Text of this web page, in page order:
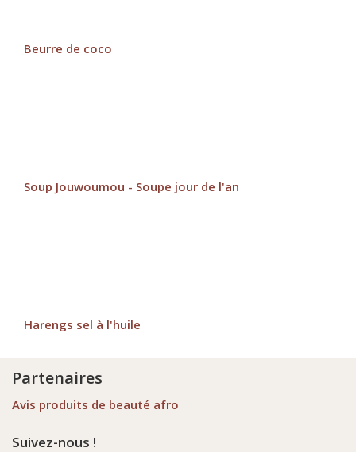
Beurre de coco
Soup Jouwoumou - Soupe jour de l'an
Harengs sel à l'huile
Partenaires
Avis produits de beauté afro
Suivez-nous !